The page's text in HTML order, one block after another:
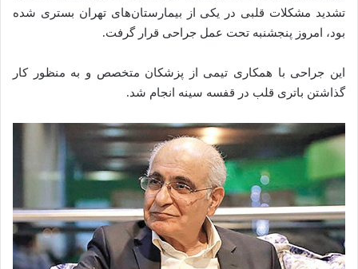
تشدید مشکلات قلبی در یکی از بیمارستان‌های تهران بستری شده‌
بود، امروز پنجشنبه تحت عمل جراحی قرار گرفت.
این جراحی با همکاری تیمی از پزشکان متخصص و به منظور کار
گذاشتن باتری قلب در قفسه سینه انجام شد.